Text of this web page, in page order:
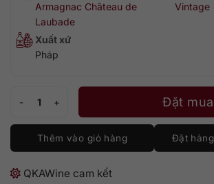
Armagnac Château de
Laubade
Vintage
Xuất xứ
Pháp
Chateau Laubade Bas Armagnac 1978 số lượng
Đặt mua
Thêm vào giỏ hàng Đặt
QKAWine cam kết